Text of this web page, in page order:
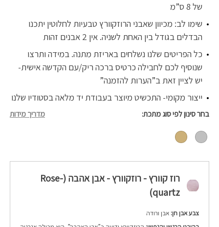
של 8 ס”מ
שימו לב: מכיוון שאבני הרוזקוורץ טבעיות לחלוטין יתכנו
הבדלים בגודל בין האחת לשניה. אין 2 אבנים זהות
כל הפריטים שלנו נשלחים באריזת מתנה. במידה ותרצו
שנוסיף לכם לחבילה כרטיס ברכה ריק/עם הקדשה אישית-
יש לציין זאת ב”הערות להזמנה”
ייצור מקומי- התכשיט מיוצר בעבודת יד מלאה בסטודיו שלנו
בחר סינון לפי סוג מתכת מדריך מידות
רוז קוורץ - רוזקוורץ - אבן אהבה (Rose-
quartz)
צבע אבן חן: אבן ורודה